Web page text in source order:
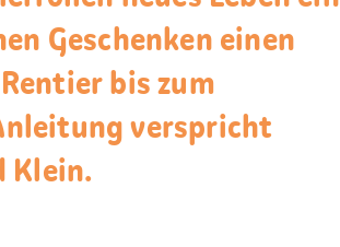
Geschenken einen
bis zum
verspricht
Klein.